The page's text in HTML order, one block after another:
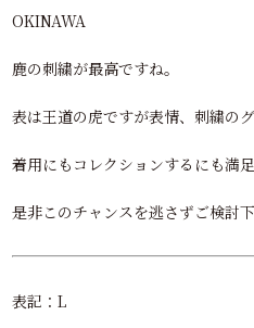
OKINAWA
鹿の刺繍が最高ですね。
表は王道の虎ですが表情、刺繍の
着用にもコレクションするにも満
是非このチャンスを逃さずご検討下
表記：L